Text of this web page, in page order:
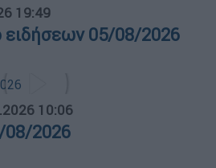
19:49
ειδήσεων 05/08/2026
10:06
08/2026